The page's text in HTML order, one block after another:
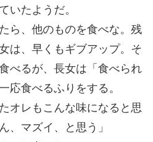
いたようだ。
ら、他のものを食べな。残
は、早くもギブアップ。そ
べるが、長女は「食べられ
応食べるふりをする。
オレもこんな味になると思
、マズイ、と思う」